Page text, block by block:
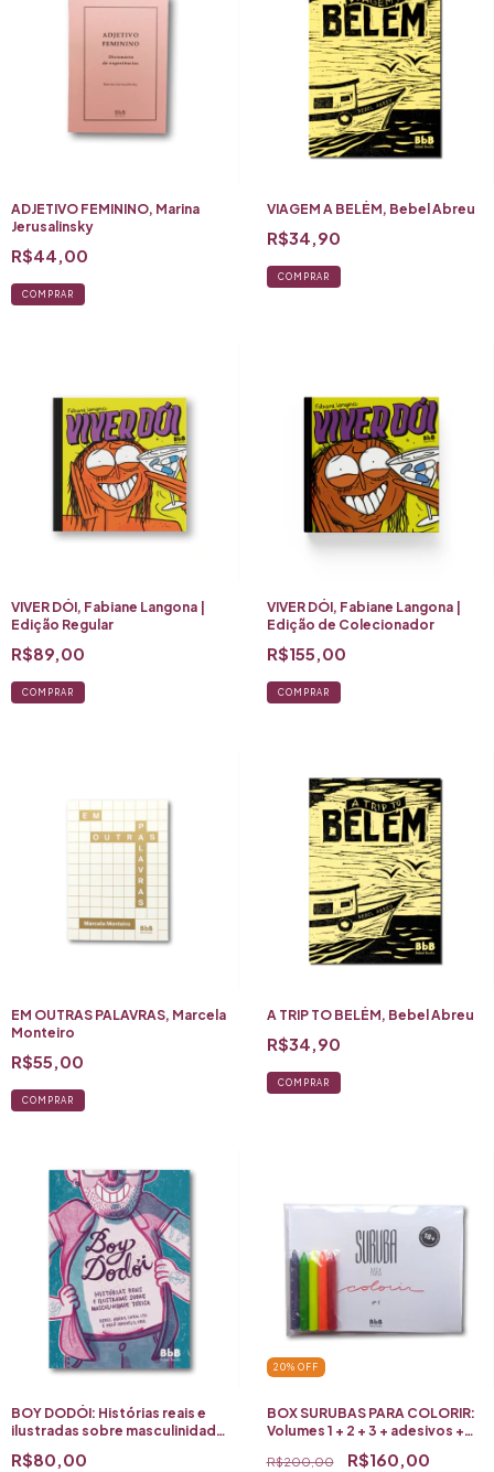
ADJETIVO FEMININO, Marina
Jerusalinsky
R$44,00
COMPRAR
VIAGEM A BELÉM, Bebel Abreu
R$34,90
VIVER DÓI, Fabiane Langona |
Edição Regular
R$89,00
VIVER DÓI, Fabiane Langona |
Edição de Colecionador
R$155,00
EM OUTRAS PALAVRAS, Marcela
Monteiro
R$55,00
COMPRAR
A TRIP TO BELÉM, Bebel Abreu
R$34,90
BOY DODÓI: Histórias reais e
ilustradas sobre masculinidade
tóxica
R$80,00
20% OFF
BOX SURUBAS PARA COLORIR:
Volumes 1 + 2 + 3 + adesivos +
giz de cera neon
R$200,00 R$160,00